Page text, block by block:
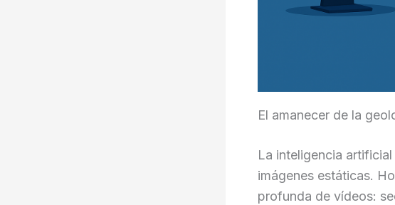
El amanecer de la
La inteligencia
imágenes estáticas.
profunda de vídeos: